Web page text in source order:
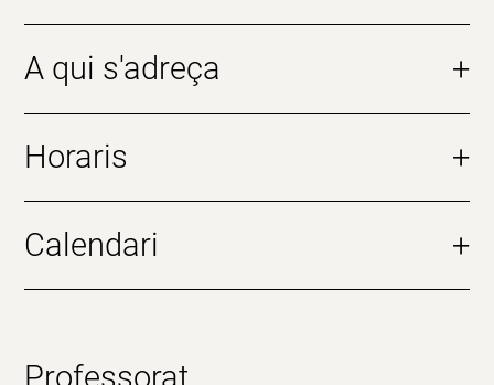
A qui s'adreça +
Horaris +
Calendari +
Professorat